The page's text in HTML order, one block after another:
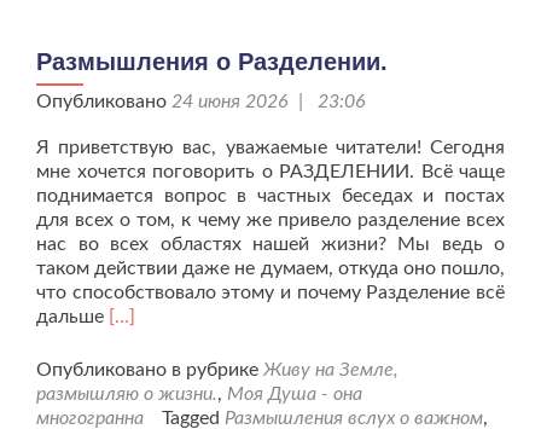
Размышления о Разделении.
Опубликовано 24 июня 2026 | 23:06
Я приветствую вас, уважаемые читатели! Сегодня
мне хочется поговорить о РАЗДЕЛЕНИИ. Всё чаще
поднимается вопрос в частных беседах и постах
для всех о том, к чему же привело разделение всех
нас во всех областях нашей жизни? Мы ведь о
таком действии даже не думаем, откуда оно пошло,
что способствовало этому и почему Разделение всё
дальше Читать
проРазмышления
о
Разделении.
[…]
Опубликовано в рубрике Живу на Земле,
размышляю о жизни., Моя Душа - она
многогранна
Tagged Размышления вслух о важном,